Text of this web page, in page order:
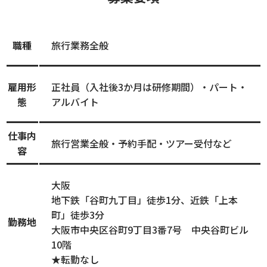
職種 旅行業務全般
雇用形
態
正社員（入社後3か月は研修期間）・パート・
アルバイト
仕事内
容
旅行営業全般・予約手配・ツアー受付など
勤務地
大阪
地下鉄「谷町九丁目」徒歩1分、近鉄「上本
町」徒歩3分
大阪市中央区谷町9丁目3番7号 中央谷町ビル
10階
★転勤なし